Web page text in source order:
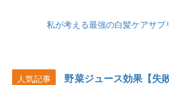
私が考える最強の白髪ケアサプ
人気記事
野菜ジュース効果【失